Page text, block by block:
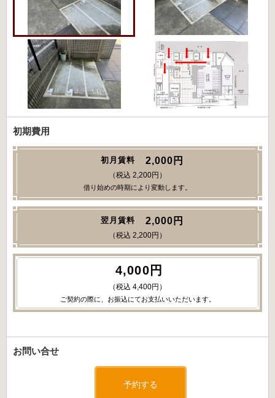
初期費用
初月賃料 2,000円
（税込 2,200円）
借り始めの時期により変動します。
翌月賃料 2,000円
（税込 2,200円）
4,000円
（税込 4,400円）
ご契約の際に、お振込にてお支払いいただいます。
お問い合せ
予約する